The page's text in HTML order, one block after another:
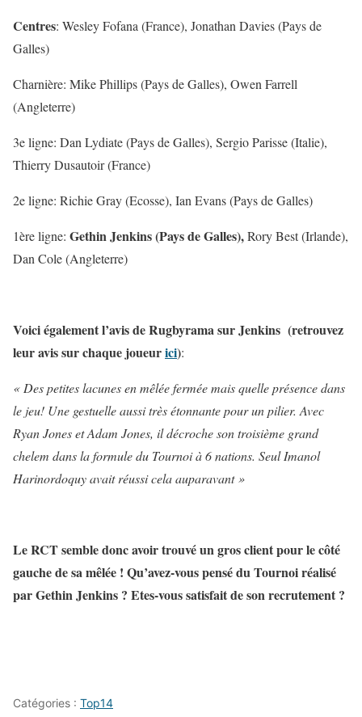
Centres: Wesley Fofana (France), Jonathan Davies (Pays de
Galles)
Charnière: Mike Phillips (Pays de Galles), Owen Farrell
(Angleterre)
3e ligne: Dan Lydiate (Pays de Galles), Sergio Parisse (Italie),
Thierry Dusautoir (France)
2e ligne: Richie Gray (Ecosse), Ian Evans (Pays de Galles)
1ère ligne: Gethin Jenkins (Pays de Galles),Rory Best (Irlande),
Dan Cole (Angleterre)
Voici également l’avisde Rugbyramasur Jenkins (retrouvez
leur avis sur chaque joueurici):
« Des petites lacunes en mêlée fermée mais quelle présence dans
le jeu! Une gestuelle aussi très étonnante pour un pilier. Avec
Ryan Jones etAdam Jones, il décroche son troisième grand
chelem dans la formule du Tournoi à 6 nations. SeulImanol
Harinordoquyavait réussi cela auparavant »
Le RCT semble donc avoir trouvé un gros client pour le côté
gauche de sa mêlée ! Qu’avez-vous pensé du Tournoi réalisé
par Gethin Jenkins ? Etes-vous satisfait de son recrutement ?
Catégories : Top14